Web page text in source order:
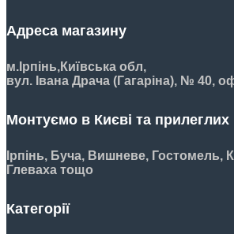
Адреса магазину
м.Ірпінь,Київська обл,
вул. Івана Драча (Гагаріна), № 40,
Монтуємо в Києві та прилеглих
Ірпінь, Буча, Вишневе, Гостомель,
Глеваха тощо
Категорії